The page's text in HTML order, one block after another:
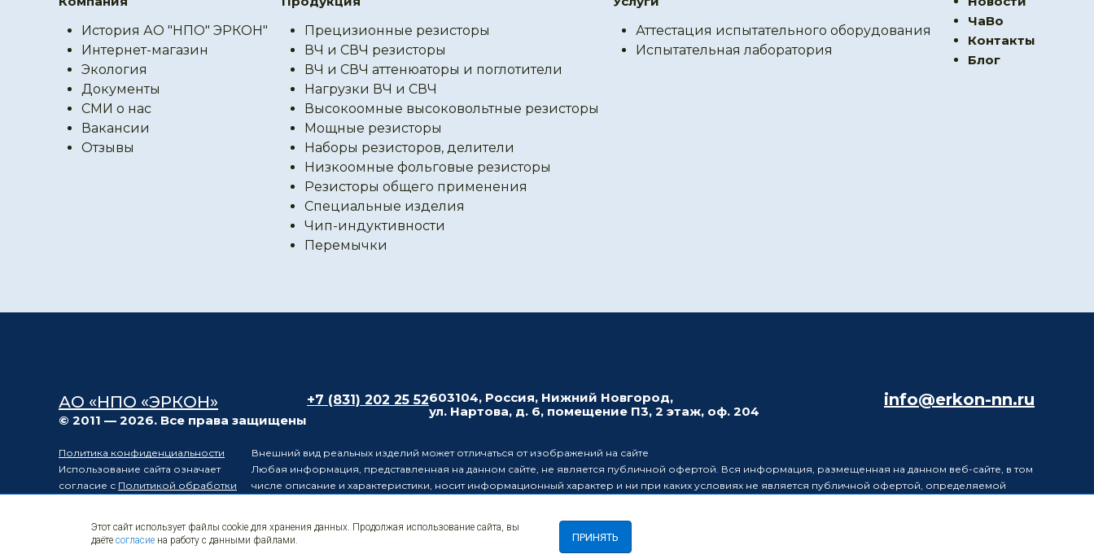
История АО "НПО" ЭРКОН"
Интернет-магазин
Экология
Документы
СМИ о нас
Вакансии
Отзывы
Прецизионные резисторы
ВЧ и СВЧ резисторы
ВЧ и СВЧ аттенюаторы и поглотители
Нагрузки ВЧ и СВЧ
Высокоомные высоковольтные резисторы
Мощные резисторы
Наборы резисторов, делители
Низкоомные фольговые резисторы
Резисторы общего применения
Специальные изделия
Чип-индуктивности
Перемычки
Аттестация испытательного оборудования
Испытательная лаборатория
ЧаВо
Контакты
Блог
АО «НПО «ЭРКОН»
© 2011 — 2026. Все права защищены
+7 (831) 202 25 52603104, Россия, Нижний Новгород,
ул. Нартова, д. 6, помещение П3, 2 этаж, оф. 204
info@erkon-nn.ru
Политика конфиденциальности
Использование сайта означает
согласие с Политикой обработки
компоненты
Внешний вид реальных изделий может отличаться от изображений на сайте
Любая информация, представленная на данном сайте, не является публичной офертой. Вся информация, размещенная на данном веб-сайте, в том
числе описание и характеристики, носит информационный характер и ни при каких условиях не является публичной офертой, определяемой
Производитель оставляет за собой право в одностороннем порядке вносить изменения в информацию, размещенную на данном веб-сайте, без
уведомления третьих лиц о таких изменениях.
Этот сайт использует файлы cookie для хранения данных. Продолжая использование сайта, вы
даёте согласие на работу с данными файлами. ПРИНЯТЬ